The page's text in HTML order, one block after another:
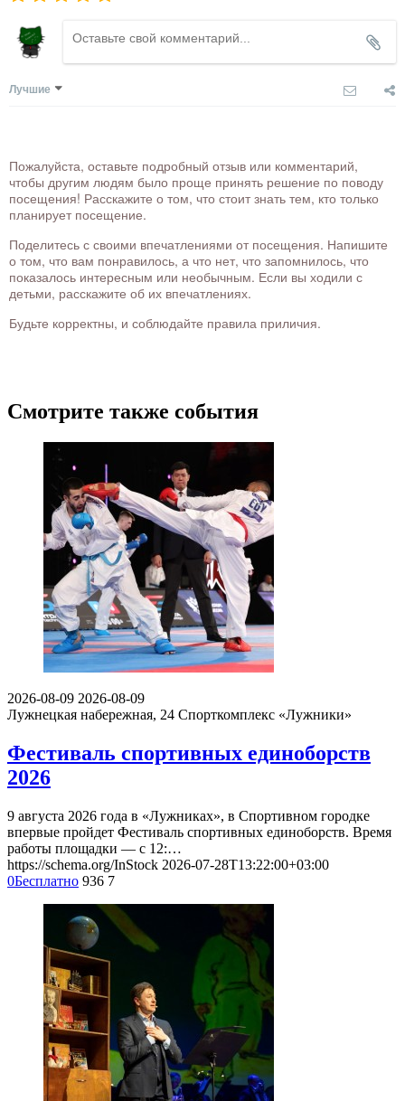
Лучшие
Пожалуйста, оставьте подробный отзыв или комментарий,
чтобы другим людям было проще принять решение по поводу
посещения! Расскажите о том, что стоит знать тем, кто только
планирует посещение.
Поделитесь с своими впечатлениями от посещения. Напишите
о том, что вам понравилось, а что нет, что запомнилось, что
показалось интересным или необычным. Если вы ходили с
детьми, расскажите об их впечатлениях.
Будьте корректны, и соблюдайте правила приличия.
Смотрите также события
2026-08-09 2026-08-09
Лужнецкая набережная, 24 Спорткомплекс «Лужники»
Фестиваль спортивных единоборств
2026
9 августа 2026 года в «Лужниках», в Спортивном городке
впервые пройдет Фестиваль спортивных единоборств. Время
работы площадки — с 12:…
https://schema.org/InStock 2026-07-28T13:22:00+03:00
0Бесплатно 936 7